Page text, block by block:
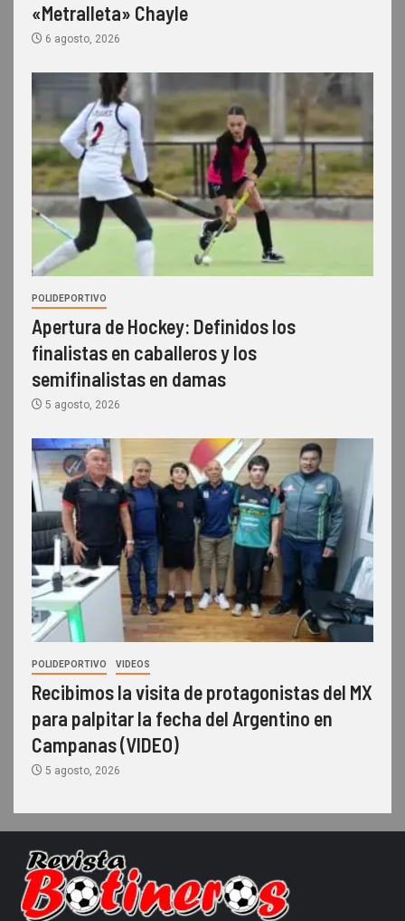
«Metralleta» Chayle
6 agosto, 2026
POLIDEPORTIVO
Apertura de Hockey: Definidos los
finalistas en caballeros y los
semifinalistas en damas
5 agosto, 2026
POLIDEPORTIVO VIDEOS
Recibimos la visita de protagonistas del MX
para palpitar la fecha del Argentino en
Campanas (VIDEO)
5 agosto, 2026